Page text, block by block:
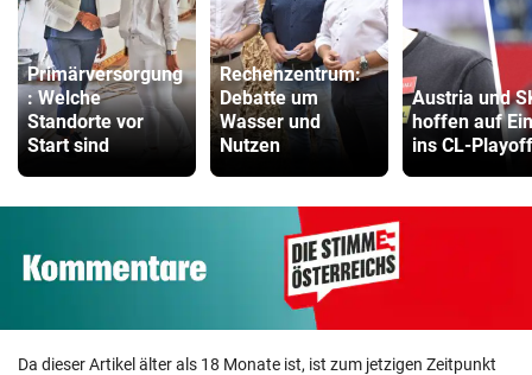
Primärversorgung
: Welche
Standorte vor
Start sind
Rechenzentrum:
Debatte um
Wasser und
Nutzen
Austria und
hoffen auf
ins CL-Playoff
Da dieser Artikel älter als 18 Monate ist, ist zum jetzigen Zeitpunkt